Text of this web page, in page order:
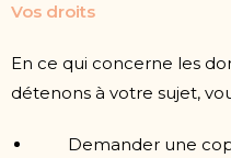
Vos droits
En ce qui concerne les
détenons à votre sujet,
Demander une